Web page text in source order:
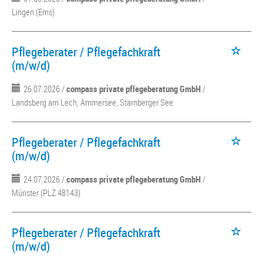
Lingen (Ems)
Pflegeberater / Pflegefachkraft
(m/w/d)
26.07.2026 /compass private pflegeberatung GmbH/
Landsberg am Lech, Ammersee, Starnberger See
Pflegeberater / Pflegefachkraft
(m/w/d)
24.07.2026 /compass private pflegeberatung GmbH/
Münster (PLZ 48143)
Pflegeberater / Pflegefachkraft
(m/w/d)